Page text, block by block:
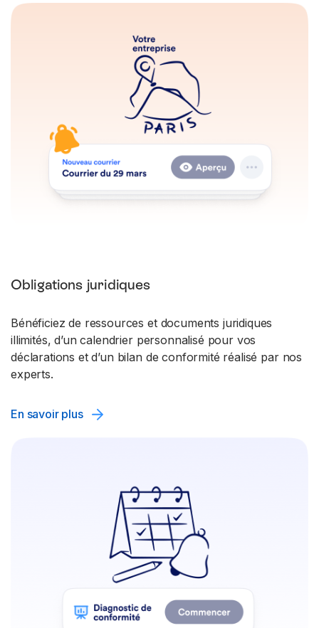
Obligations juridiques
Bénéficiez de ressources et documents juridiques
illimités, d’un calendrier personnalisé pour vos
déclarations et d’un bilan de conformité réalisé par nos
experts.
En savoir plus